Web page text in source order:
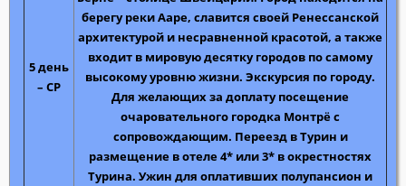
5 день
– СР
берегу реки Ааре, славится своей Ренессанской
архитектурой и несравненной красотой, а также
входит в мировую десятку городов по самому
высокому уровню жизни. Экскурсия по городу.
Для желающих за доплатупосещение
очаровательного городка Монтрёс
сопровождающим. Переезд в Турин и
размещение в отеле 4* или 3* в окрестностях
Турина. Ужин для оплативших полупансион и